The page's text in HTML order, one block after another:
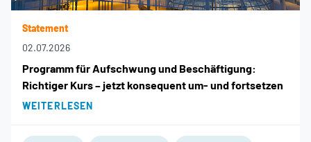
Statement
02.07.2026
Programm für Aufschwung und Beschäftigung:
Richtiger Kurs – jetzt konsequent um- und fortsetzen
WEITERLESEN